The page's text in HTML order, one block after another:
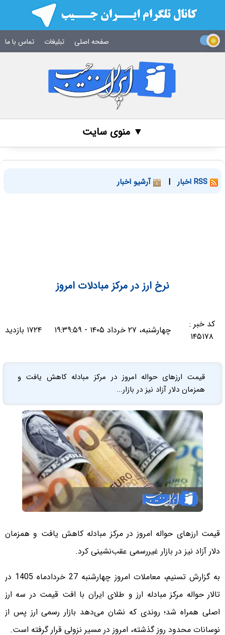
صفحه اصلی تبلیغات تماس با ما
▼ منوی سایت
| آرشیو اخبار
نرخ ارز در مرکز مبادلات امروز
کد خبر :
۱۴۵۱۷۸
چهارشنبه، ۲۷ خرداد ۱۴۰۵ - ۱۹:۳۹:۵۹ ۱۷۲۴ بازدید
قیمت ارزهای حواله امروز در مرکز مبادله کاهش یافت و
همزمان دلار آزاد نیز در بازار...
قیمت ارزهای حواله امروز در مرکز مبادله کاهش یافت و همزمان
دلار آزاد نیز در بازار غیررسمی عقب‌نشینی کرد.
به گزارش تسنیم، معاملات امروز چهارشنبه 27 خردادماه 1405 در
تالار حواله مرکز مبادله ارز و طلای ایران با افت قیمت در سه ارز
اصلی همراه شد؛ روندی که نشان می‌دهد بازار رسمی ارز پس از
نوسانات محدود روز گذشته، امروز در مسیر نزولی قرار گرفته است.